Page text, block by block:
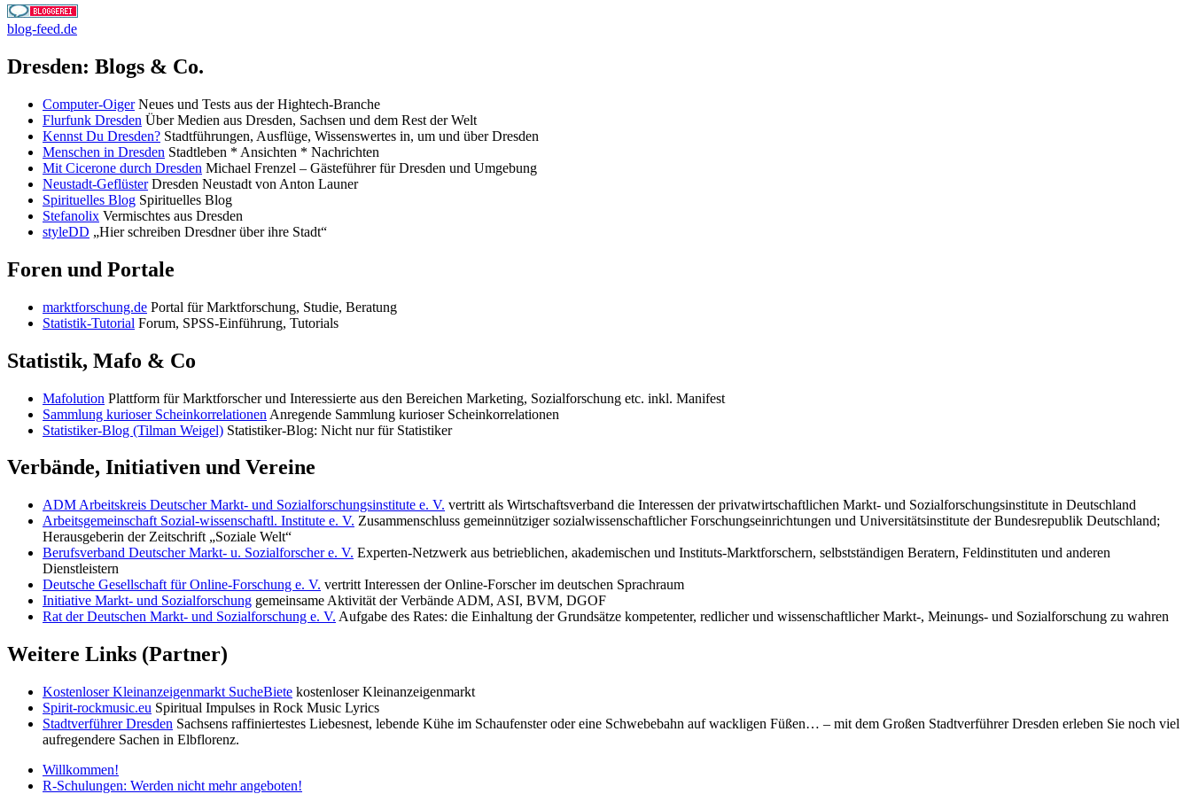
blog-feed.de
Dresden: Blogs & Co.
Computer-OigerNeues und Tests aus der Hightech-Branche
Flurfunk Dresden Über Medien aus Dresden, Sachsen und dem Rest der Welt
Kennst Du Dresden? Stadtführungen, Ausflüge, Wissenswertes in, um und über Dresden
Menschen in Dresden Stadtleben * Ansichten * Nachrichten
Mit Cicerone durch Dresden Michael Frenzel – Gästeführer für Dresden und Umgebung
Neustadt-GeflüsterDresden Neustadt von Anton Launer
Spirituelles Blog Spirituelles Blog
Stefanolix Vermischtes aus Dresden
styleDD „Hier schreiben Dresdner über ihre Stadt“
Foren und Portale
marktforschung.de Portal für Marktforschung, Studie, Beratung
Statistik-Tutorial Forum, SPSS-Einführung, Tutorials
Statistik, Mafo & Co
Mafolution Plattform für Marktforscher und Interessierte aus den Bereichen Marketing, Sozialforschung etc. inkl. Manifest
Sammlung kurioser Scheinkorrelationen Anregende Sammlung kurioser Scheinkorrelationen
Statistiker-Blog (Tilman Weigel) Statistiker-Blog: Nicht nur für Statistiker
Verbände, Initiativen und Vereine
ADM Arbeitskreis Deutscher Markt- und Sozialforschungsinstitute e. V. vertritt als Wirtschaftsverband die Interessen der privatwirtschaftlichen Markt- und Sozialforschungsinstitute in Deutschland
Arbeitsgemeinschaft Sozial-wissenschaftl. Institute e. V. Zusammenschluss gemeinnütziger sozialwissenschaftlicher Forschungseinrichtungen und Universitätsinstitute der Bundesrepublik Deutschland;
Herausgeberin der Zeitschrift „Soziale Welt“
Berufsverband Deutscher Markt- u. Sozialforscher e. V. Experten-Netzwerk aus betrieblichen, akademischen und Instituts-Marktforschern, selbstständigen Beratern, Feldinstituten und anderen
Dienstleistern
Deutsche Gesellschaft für Online-Forschung e. V. vertritt Interessen der Online-Forscher im deutschen Sprachraum
Initiative Markt- und Sozialforschung gemeinsame Aktivität der Verbände ADM, ASI, BVM, DGOF
Rat der Deutschen Markt- und Sozialforschung e. V. Aufgabe des Rates: die Einhaltung der Grundsätze kompetenter, redlicher und wissenschaftlicher Markt-, Meinungs- und Sozialforschung zu wahren
Weitere Links (Partner)
Kostenloser Kleinanzeigenmarkt SucheBiete kostenloser Kleinanzeigenmarkt
Spirit-rockmusic.eu Spiritual Impulses in Rock Music Lyrics
Stadtverführer Dresden Sachsens raffiniertestes Liebesnest, lebende Kühe im Schaufenster oder eine Schwebebahn auf wackligen Füßen… – mit dem Großen Stadtverführer Dresden erleben Sie noch viel
aufregendere Sachen in Elbflorenz.
Willkommen!
R-Schulungen: Werden nicht mehr angeboten!